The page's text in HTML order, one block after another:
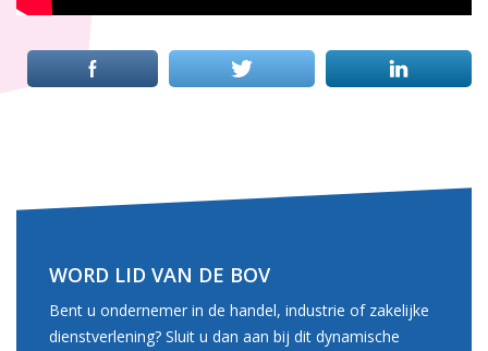
WORD LID VAN DE BOV
Bent u ondernemer in de handel, industrie of zakelijke
dienstverlening? Sluit u dan aan bij dit dynamische